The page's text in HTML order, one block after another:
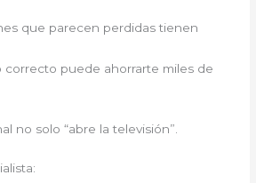
que parecen perdidas tienen
correcto puede ahorrarte miles de
no solo “abre la televisión”.